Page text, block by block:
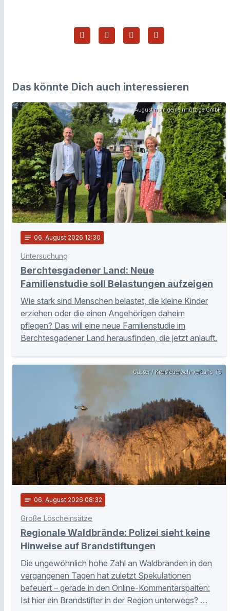
Das könnte Dich auch interessieren
Augustinum gemeinnützige GmbH
notes 06. August 2026 12:30
Untersuchung
Berchtesgadener Land: Neue
Familienstudie soll Belastungen aufzeigen
Wie stark sind Menschen belastet, die kleine Kinder
erziehen oder die einen Angehörigen daheim
pflegen? Das will eine neue Familienstudie im
Berchtesgadener Land herausfinden, die jetzt anläuft.
Gasser / Kreisfeuerwehrverband TS
notes 06. August 2026 08:32
Große Löscheinsätze
Regionale Waldbrände: Polizei sieht keine
Hinweise auf Brandstiftungen
Die ungewöhnlich hohe Zahl an Waldbränden in den
vergangenen Tagen hat zuletzt Spekulationen
befeuert – gerade in den Online-Kommentarspalten:
Ist hier ein Brandstifter in der Region unterwegs? …